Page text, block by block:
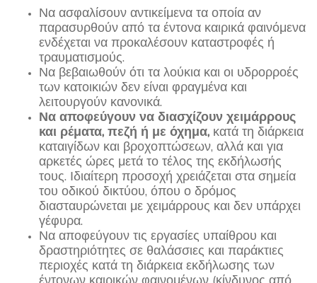
Να ασφαλίσουν αντικείμενα τα οποία αν
παρασυρθούν από τα έντονα καιρικά φαινόμενα
ενδέχεται να προκαλέσουν καταστροφές ή
τραυματισμούς.
Να βεβαιωθούν ότι τα λούκια και οι υδρορροές
των κατοικιών δεν είναι φραγμένα και
λειτουργούν κανονικά.
Να αποφεύγουν να διασχίζουν χειμάρρους
και ρέματα, πεζή ή με όχημα, κατά τη διάρκεια
καταιγίδων και βροχοπτώσεων, αλλά και για
αρκετές ώρες μετά το τέλος της εκδήλωσής
τους. Ιδιαίτερη προσοχή χρειάζεται στα σημεία
του οδικού δικτύου, όπου ο δρόμος
διασταυρώνεται με χειμάρρους και δεν υπάρχει
γέφυρα.
Να αποφεύγουν τις εργασίες υπαίθρου και
δραστηριότητες σε θαλάσσιες και παράκτιες
περιοχές κατά τη διάρκεια εκδήλωσης των